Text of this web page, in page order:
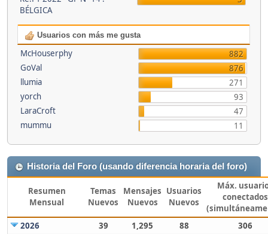
BÉLGICA
Usuarios con más me gusta
McHouserphy
882
GoVal
876
llumia
271
yorch
93
LaraCroft
47
mummu
11
Historia del Foro (usando diferencia horaria del foro)
Resumen
Mensual
Temas
Nuevos
Mensajes
Nuevos
Usuarios
Nuevos
Máx.
conectados
2026
39 1,295 88
306